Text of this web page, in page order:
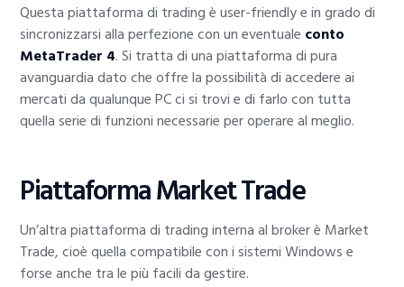
Questa piattaforma di trading è user-friendly e in grado di
sincronizzarsi alla perfezione con un eventuale conto
MetaTrader 4. Si tratta di una piattaforma di pura
avanguardia dato che offre la possibilità di accedere ai
mercati da qualunque PC ci si trovi e di farlo con tutta
quella serie di funzioni necessarie per operare al meglio.
Piattaforma Market Trade
Un’altra piattaforma di trading interna al broker è Market
Trade, cioè quella compatibile con i sistemi Windows e
forse anche tra le più facili da gestire.